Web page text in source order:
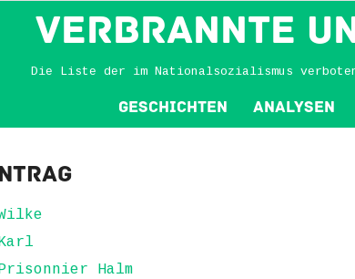
VERBRANNTE
Die Liste der im Nationalsozialismus
Geschichten Analysen
Halm